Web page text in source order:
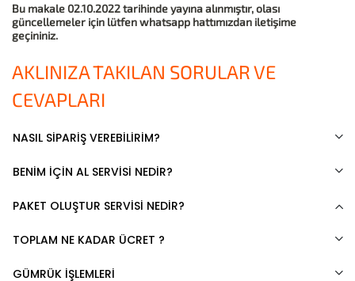
Bu makale 02.10.2022 tarihinde yayına alınmıştır, olası
güncellemeler için lütfen whatsapp hattımızdan iletişime
geçininiz.
AKLINIZA TAKILAN SORULAR VE
CEVAPLARI
NASIL SİPARİŞ VEREBİLİRİM?
BENİM İÇİN AL SERVİSİ NEDİR?
PAKET OLUŞTUR SERVİSİ NEDİR?
TOPLAM NE KADAR ÜCRET ?
GÜMRÜK İŞLEMLERİ